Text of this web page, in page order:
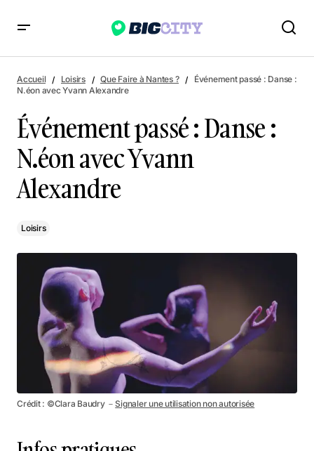
Événement passé : Danse : N.éon avec Yvann Alexandre
Accueil Loisirs Que Faire à Nantes ?
Événement passé : Danse :
N.éon avec Yvann Alexandre
Événement passé : Danse :
N.éon avec Yvann
Alexandre
Loisirs
Crédit : ©Clara Baudry －Signaler une utilisation non autorisée